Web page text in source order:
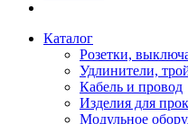
Каталог
Розетки,
Удлинители,
Кабель и провод
Изделия для
Модульное